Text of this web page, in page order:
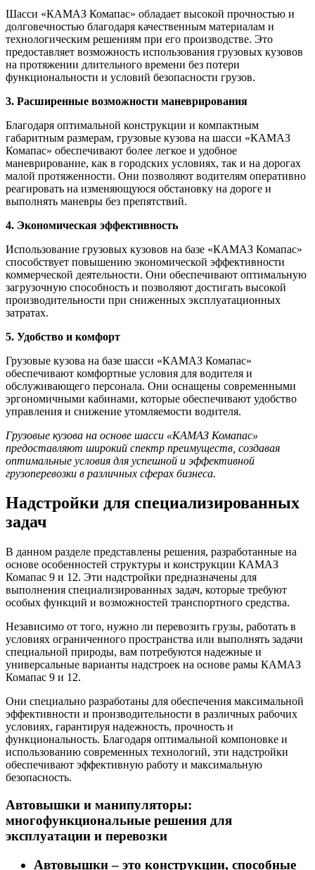
Шасси «КАМАЗ Комапас» обладает высокой прочностью и
долговечностью благодаря качественным материалам и
технологическим решениям при его производстве. Это
предоставляет возможность использования грузовых кузовов
на протяжении длительного времени без потери
функциональности и условий безопасности грузов.
3. Расширенные возможности маневрирования
Благодаря оптимальной конструкции и компактным
габаритным размерам, грузовые кузова на шасси «КАМАЗ
Комапас» обеспечивают более легкое и удобное
маневрирование, как в городских условиях, так и на дорогах
малой протяженности. Они позволяют водителям оперативно
реагировать на изменяющуюся обстановку на дороге и
выполнять маневры без препятствий.
4. Экономическая эффективность
Использование грузовых кузовов на базе «КАМАЗ Комапас»
способствует повышению экономической эффективности
коммерческой деятельности. Они обеспечивают оптимальную
загрузочную способность и позволяют достигать высокой
производительности при сниженных эксплуатационных
затратах.
5. Удобство и комфорт
Грузовые кузова на базе шасси «КАМАЗ Комапас»
обеспечивают комфортные условия для водителя и
обслуживающего персонала. Они оснащены современными
эргономичными кабинами, которые обеспечивают удобство
управления и снижение утомляемости водителя.
Грузовые кузова на основе шасси «КАМАЗ Комапас»
предоставляют широкий спектр преимуществ, создавая
оптимальные условия для успешной и эффективной
грузоперевозки в различных сферах бизнеса.
Надстройки для специализированных
задач
В данном разделе представлены решения, разработанные на
основе особенностей структуры и конструкции КАМАЗ
Комапас 9 и 12. Эти надстройки предназначены для
выполнения специализированных задач, которые требуют
особых функций и возможностей транспортного средства.
Независимо от того, нужно ли перевозить грузы, работать в
условиях ограниченного пространства или выполнять задачи
специальной природы, вам потребуются надежные и
универсальные варианты надстроек на основе рамы КАМАЗ
Комапас 9 и 12.
Они специально разработаны для обеспечения максимальной
эффективности и производительности в различных рабочих
условиях, гарантируя надежность, прочность и
функциональность. Благодаря оптимальной компоновке и
использованию современных технологий, эти надстройки
обеспечивают эффективную работу и максимальную
безопасность.
Автовышки и манипуляторы:
многофункциональные решения для
эксплуатации и перевозки
Автовышки – это конструкции, способные